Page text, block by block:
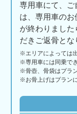
専用車にて、ご
は、専用車の
が終わりまし
だきご返骨とな
※エリアによっては
※専用車には同乗で
※骨壺、骨袋はプラ
※お骨上げはプラン